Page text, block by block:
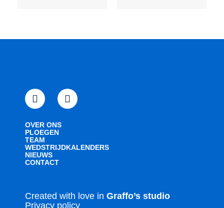
OVER ONS
PLOEGEN
TEAM
WEDSTRIJDKALENDERS
NIEUWS
CONTACT
Created with love in Graffo’s studio
Privacy policy